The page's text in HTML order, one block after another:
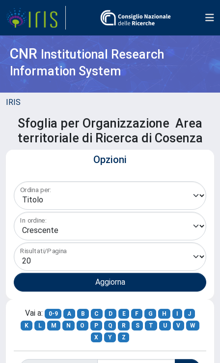
CNR Institutional Research
Information System
IRIS
Sfoglia per Organizzazione Area
territoriale di Ricerca di Cosenza
Opzioni
Ordina per:
In ordine:
Risultati/Pagina
Vai a: 0-9 A B C D E F G H
J
K
L M N O P Q R S T U V
W
X
Y Z